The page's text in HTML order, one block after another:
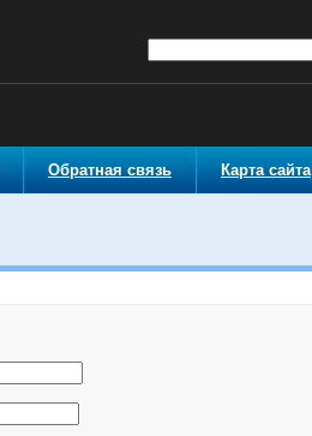
Обратная связь Карта сайта